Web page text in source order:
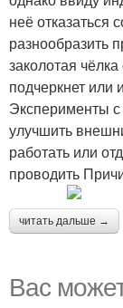
неё отказаться
разнообразить
заколотая
подчеркнет или
Эксперименты
улучшить
работать или
проводить
читать дальше →
Вас